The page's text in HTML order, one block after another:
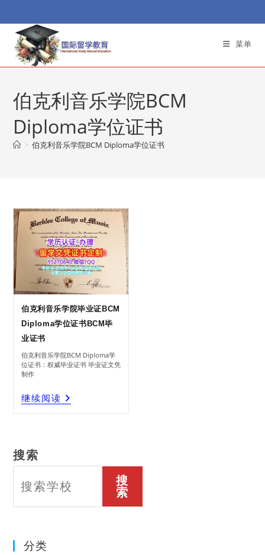
to
content
菜单
伯克利音乐学院BCM
Diploma学位证书
> 伯克利音乐学院BCM Diploma学位证书
伯克利音乐学院毕业证BCM
Diploma学位证书BCM毕
业证书
伯克利音乐学院BCM Diploma学
位证书：权威毕业证书 毕业证文凭
制作
继续阅读 伯
克
利
毕
搜索
搜
索
分类